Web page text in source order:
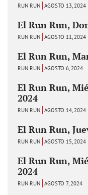
RUN RUN AGOSTO 13, 2024
El Run Run,
RUN RUN AGOSTO 11, 2024
El Run Run,
RUN RUN AGOSTO 6, 2024
El Run Run,
2024
RUN RUN AGOSTO 14, 2024
El Run Run,
RUN RUN AGOSTO 15, 2024
El Run Run,
2024
RUN RUN AGOSTO 7, 2024